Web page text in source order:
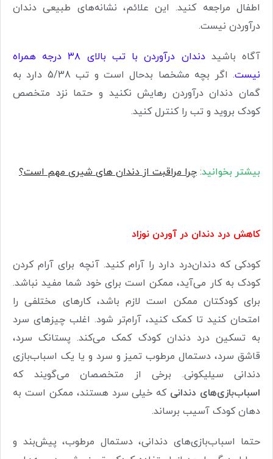
اطفال مراجعه کنید. این علائم، نشانه‌های طبیعی دندان
درآوردن نیست.
آگاه باشید
دندان درآوردن با تب بالای ٣٨ درجه همراه
نیست
. اگر بچه مشخصا بدحال است و تب 5/38 دارد به
گمان دندان درآوردن رهایش نکنید و حتما نزد متخصص
کودک بروید و تب را کنترل کنید.
بیشتر بخوانید: چرا مراقبت از دندان های شیری مهم است؟
کاهش درد دندان در آوردن نوزاد
کودکی که دندان‌درد دارد را آرام کنید.آنچه برای آرام کردن
کودک به کار می‌آید، ممکن است برای خود شما مفید نباشد.
برای کودکتان ممکن است لازم باشد، کارهای مختلفی را
امتحان کنید تا کمک کنید، آرام‌تر شود. اغلب چیزهای سرد
به تسکین درد دندان کودک کمک می‌کند. پستانک سرد،
قاشق سرد، دستمال مرطوب تمیز و سرد و یا یک اسباب‌بازی
دندانی سیلیکونی. برخی از متخصصان می‌گویند که
اسباب‌بازی‌های دندانی که خیلی سرد هستند، ممکن است به
دهان کودک آسیب برساند.
حتما اسباب‌بازی‌های دندانی، دستمال مرطوب، پیش‌بند و